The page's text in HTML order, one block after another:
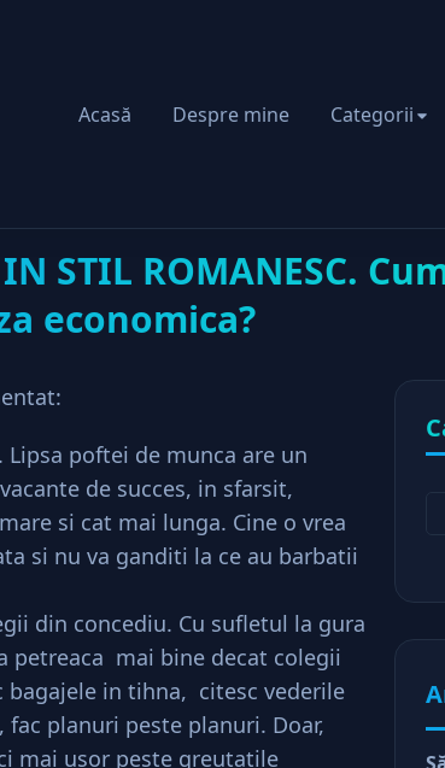
Acasă Despre mine Categorii
STIL ROMANESC.
economica?
poftei de munca are un
de succes, in sfarsit,
si cat mai lunga. Cine o vrea
si nu va ganditi la ce au barbatii
din concediu. Cu sufletul la gura
petreaca mai bine decat colegii
bagajele in tihna, citesc vederile
planuri peste planuri. Doar,
mai usor peste greutatile